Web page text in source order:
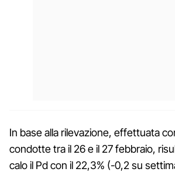
In base alla rilevazione, effettuata
condotte tra il 26 e il 27 febbraio,
calo il Pd con il 22,3% (-0,2 su